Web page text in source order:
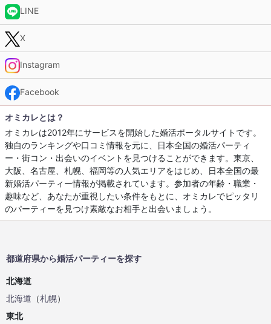
LINE
X
Instagram
Facebook
オミカレとは？
オミカレは2012年にサービスを開始した婚活ポータルサイトです。
独自のランキングや口コミ情報を元に、日本全国の婚活パーティ
ー・街コン・出会いのイベントを見つけることができます。東京、
大阪、名古屋、札幌、福岡等の人気エリアをはじめ、日本全国の最
新婚活パーティー情報が掲載されています。参加者の年齢・職業・
趣味など、あなたが重視したい条件をもとに、オミカレでピッタリ
のパーティーを見つけ素敵なお相手と出会いましょう。
都道府県から婚活パーティーを探す
北海道
北海道 （札幌）
東北